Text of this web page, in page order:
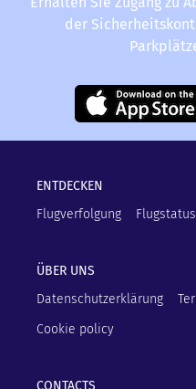
der
ENTDECKEN
Flugverfolgung
Flugstatus
ÜBER UNS
Datenschutzerklärung
Cookie policy